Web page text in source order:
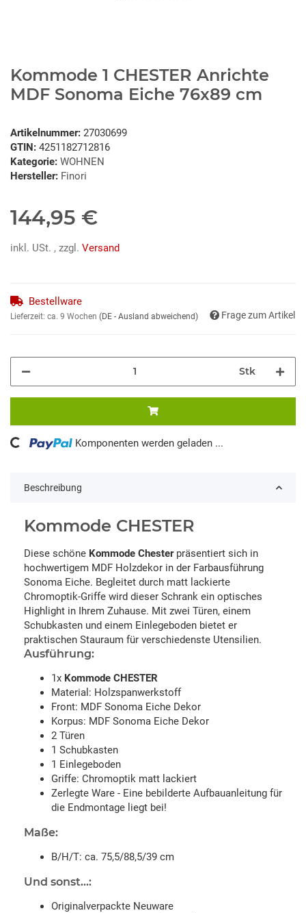
Kommode 1 CHESTER Anrichte
MDF Sonoma Eiche 76x89 cm
Artikelnummer: 27030699
GTIN: 4251182712816
Kategorie: WOHNEN
Hersteller: Finori
144,95 €
inkl. USt. , zzgl. Versand
Bestellware
Lieferzeit: ca. 9 Wochen (DE - Ausland abweichend) Frage zum Artikel
Stk
Komponenten werden geladen ...
Beschreibung
Kommode CHESTER
Diese schöne Kommode Chesterpräsentiert sich in
hochwertigem MDF Holzdekor in der Farbausführung
Sonoma Eiche. Begleitet durch matt lackierte
Chromoptik-Griffe wird dieser Schrank ein optisches
Highlight in Ihrem Zuhause. Mit zwei Türen, einem
Schubkasten und einem Einlegeboden bietet er
praktischen Stauraum für verschiedenste Utensilien.
Ausführung:
1x Kommode CHESTER
Material: Holzspanwerkstoff
Front: MDF Sonoma Eiche Dekor
Korpus: MDF Sonoma Eiche Dekor
2 Türen
1 Schubkasten
1 Einlegeboden
Griffe: Chromoptik matt lackiert
Zerlegte Ware - Eine bebilderte Aufbauanleitung für
die Endmontage liegt bei!
Maße:
B/H/T: ca. 75,5/88,5/39 cm
Und sonst...:
Originalverpackte Neuware